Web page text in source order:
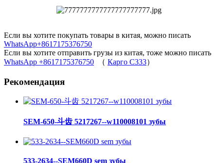
Если вы хотите покупать товары в китая, можно писать
WhatsApp+8617175376750
Если вы хотите отправить грузы из китая, тоже можно писать
WhatsApp +8617175376750 （ Карго C333）
Рекомендация
SEM-650-斗齿 5217267--w110008101 зубы
533-2634--SEM660D sem зубы